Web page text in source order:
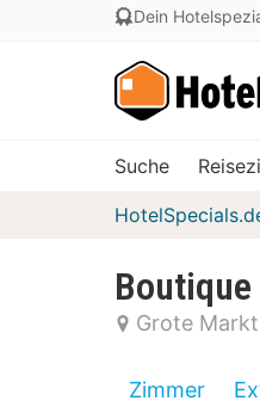
Dein
Suche
Boutique
Grote
Zimmer